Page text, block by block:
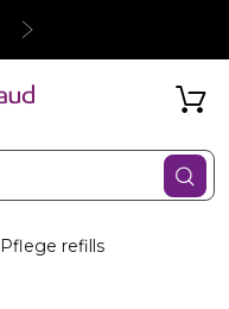
Pflege refills